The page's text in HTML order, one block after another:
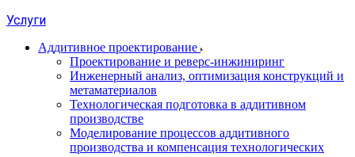
Услуги
Аддитивное проектирование
Проектирование и реверс-инжиниринг
Инженерный анализ, оптимизация конструкций и
метаматериалов
Технологическая подготовка в аддитивном
производстве
Моделирование процессов аддитивного
производства и компенсация технологических